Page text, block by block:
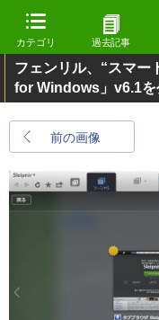
カテゴリ 過去記事
フェンリル、“スマー
for Windows」v6.1を
前の画像